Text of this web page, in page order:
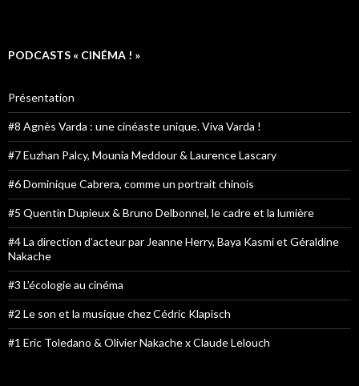
PODCASTS « CINÉMA ! »
Présentation
#8 Agnès Varda : une cinéaste unique. Viva Varda !
#7 Euzhan Palcy, Mounia Meddour & Laurence Lascary
#6 Dominique Cabrera, comme un portrait chinois
#5 Quentin Dupieux & Bruno Delbonnel, le cadre et la lumière
#4 La direction d’acteur par Jeanne Herry, Baya Kasmi et Géraldine
Nakache
#3 L’écologie au cinéma
#2 Le son et la musique chez Cédric Klapisch
#1 Eric Toledano & Olivier Nakache x Claude Lelouch